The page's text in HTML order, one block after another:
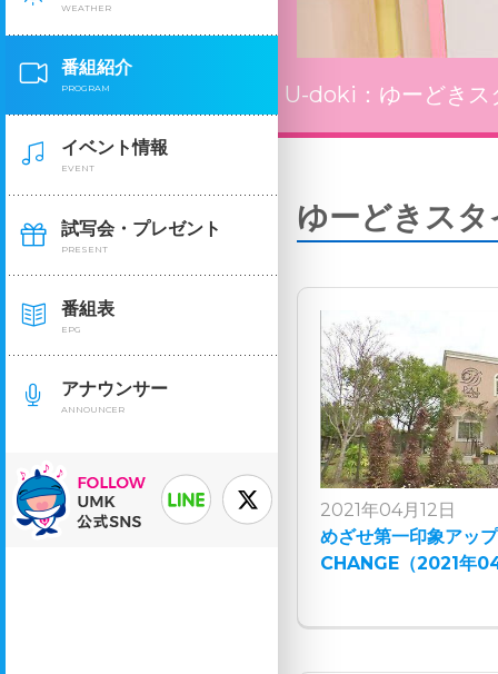
WEATHER
番組紹介
PROGRAM
イベント情報
EVENT
試写会・プレゼント
PRESENT
番組表
EPG
アナウンサー
ANNOUNCER
U-doki： ゆーどきス
ゆーどきス
2021年04月12日
めざせ第一印象アッ
CHANGE（2021年